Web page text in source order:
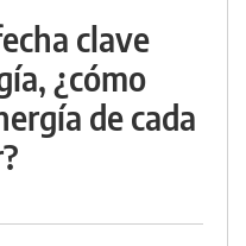
clave
¿cómo
de cada